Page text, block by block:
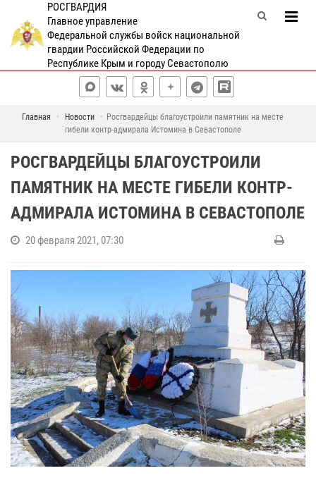
РОСГВАРДИЯ
Главное управление
Федеральной службы войск национальной
гвардии Российской Федерации по
Республике Крым и городу Севастополю
Главная Новости
Росгвардейцы благоустроили памятник на месте
гибели контр-адмирала Истомина в Севастополе
РОСГВАРДЕЙЦЫ БЛАГОУСТРОИЛИ
ПАМЯТНИК НА МЕСТЕ ГИБЕЛИ КОНТР-
АДМИРАЛА ИСТОМИНА В СЕВАСТОПОЛЕ
20 февраля 2021, 07:30